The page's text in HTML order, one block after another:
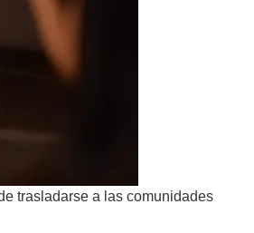
trasladarse a las comunidades